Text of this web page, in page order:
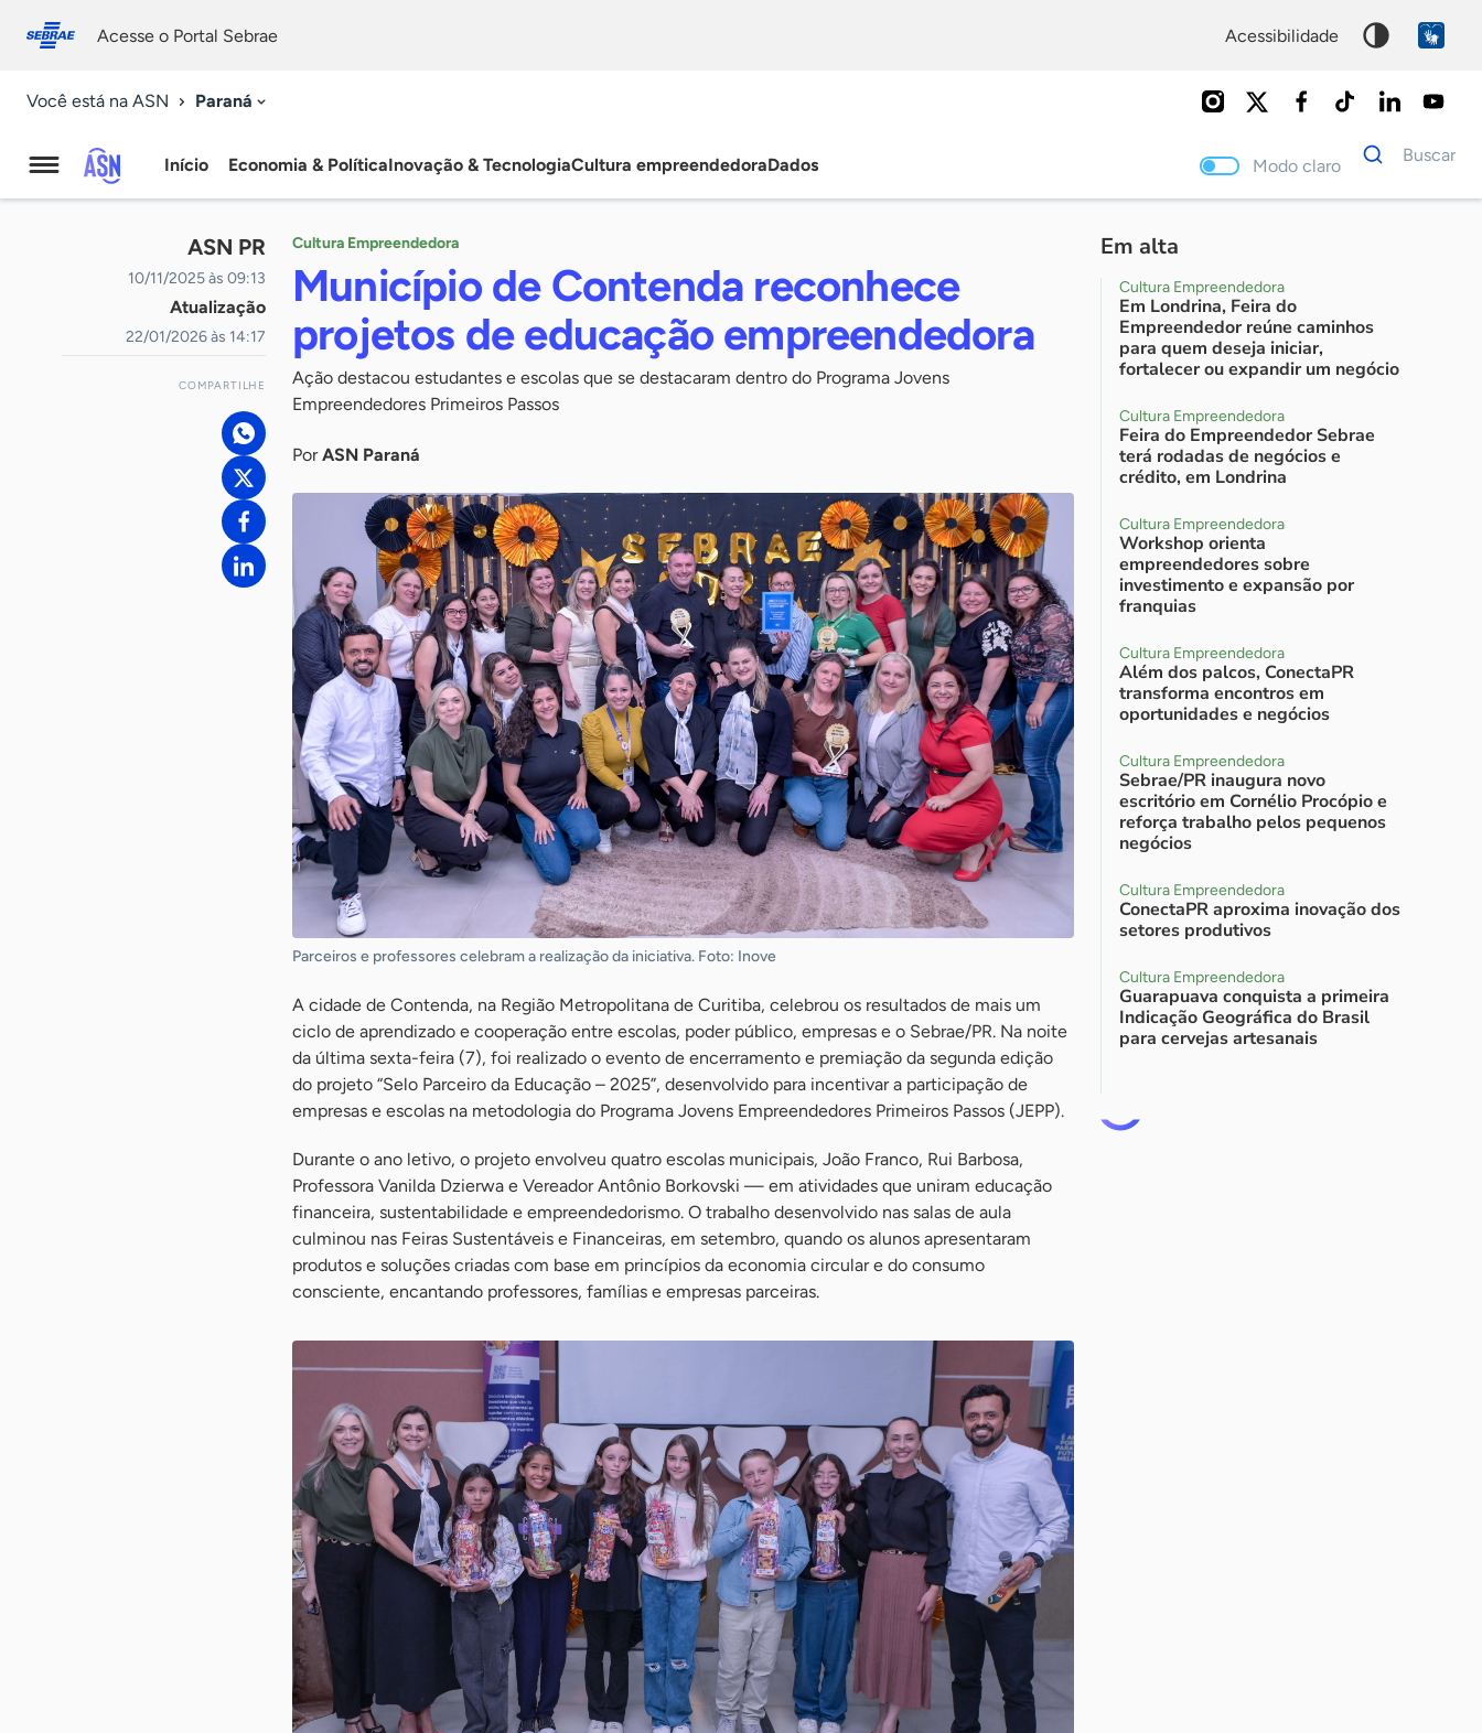
conosco
Acesse o Portal Sebrae acessibilidade
Você está na ASN Paraná
Agência
Sebrae
Notícias
Início Economia & PolíticaInovação & TecnologiaCultura empreendedoraDados Modo claro
Dados
para
Buscar
ASN PR
10/11/2025 às 09:13
Atualização
22/01/2026 às 14:17
COMPARTILHE
Cultura Empreendedora
Município de Contenda reconhece
projetos de educação empreendedora
Ação destacou estudantes e escolas que se destacaram dentro do Programa Jovens
Empreendedores Primeiros Passos
PorASN Paraná
Parceiros e professores celebram a realização da iniciativa. Foto: Inove
A cidade de Contenda, na Região Metropolitana de Curitiba, celebrou os resultados de mais um
ciclo de aprendizado e cooperação entre escolas, poder público, empresas e o Sebrae/PR. Na noite
da última sexta-feira (7), foi realizado o evento de encerramento e premiação da segunda edição
do projeto “Selo Parceiro da Educação – 2025”, desenvolvido para incentivar a participação de
empresas e escolas na metodologia do Programa Jovens Empreendedores Primeiros Passos (JEPP).
Durante o ano letivo, o projeto envolveu quatro escolas municipais, João Franco, Rui Barbosa,
Professora Vanilda Dzierwa e Vereador Antônio Borkovski — em atividades que uniram educação
financeira, sustentabilidade e empreendedorismo. O trabalho desenvolvido nas salas de aula
culminou nas Feiras Sustentáveis e Financeiras, em setembro, quando os alunos apresentaram
produtos e soluções criadas com base em princípios da economia circular e do consumo
consciente, encantando professores, famílias e empresas parceiras.
Em alta
Cultura Empreendedora
Em Londrina, Feira do
Empreendedor reúne caminhos
para quem deseja iniciar,
fortalecer ou expandir um negócio
Cultura Empreendedora
Feira do Empreendedor Sebrae
terá rodadas de negócios e
crédito, em Londrina
Cultura Empreendedora
Workshop orienta
empreendedores sobre
investimento e expansão por
franquias
Cultura Empreendedora
Além dos palcos, ConectaPR
transforma encontros em
oportunidades e negócios
Cultura Empreendedora
Sebrae/PR inaugura novo
escritório em Cornélio Procópio e
reforça trabalho pelos pequenos
negócios
Cultura Empreendedora
ConectaPR aproxima inovação dos
setores produtivos
Cultura Empreendedora
Guarapuava conquista a primeira
Indicação Geográfica do Brasil
para cervejas artesanais